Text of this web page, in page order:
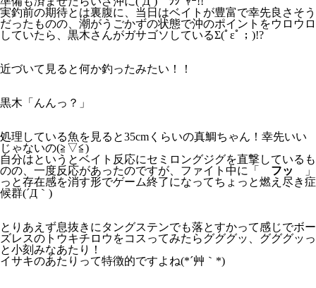
実釣前の期待とは裏腹に、当日はベイトが豊富で幸先良さそう
だったものの、潮がうごかずの状態で沖のポイントをウロウロ
していたら、黒木さんがガサゴソしているΣ(ﾟεﾟ；)!?
近づいて見ると何か釣ったみたい！！
黒木「んんっ？」
処理している魚を見ると35cmくらいの真鯛ちゃん！幸先いい
じゃないの(≧▽≦)
自分はというとベイト反応にセミロングジグを直撃しているも
のの、一度反応があったのですが、ファイト中に「 フッ
」
っと存在感を消す形でゲーム終了になってちょっと燃え尽き症
候群(´Д｀)
とりあえず息抜きにタングステンでも落とすかって感じでボー
ズレスのトウキチロウをコスってみたらグググッ、グググッっ
と小刻みなあたり！
イサキのあたりって特徴的ですよね(*´艸｀*)